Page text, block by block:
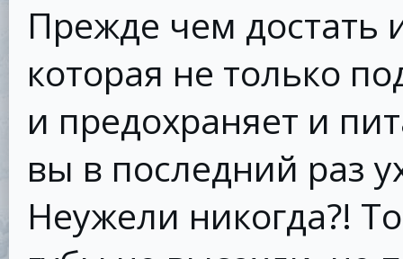
Прежде чем достать
которая не только
и предохраняет и
вы в последний раз
Неужели никогда?!